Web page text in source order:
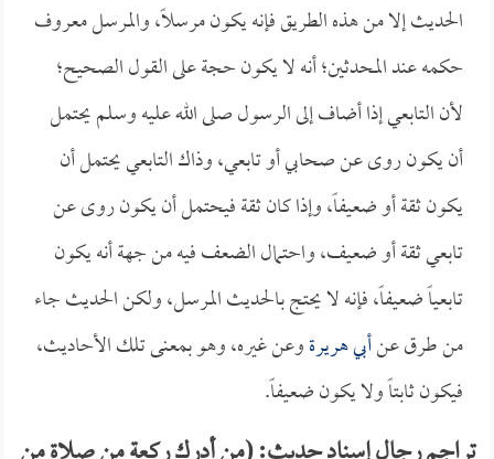
الحديث إلا من هذه الطريق فإنه يكون مرسلاً، والمرسل معروف
حكمه عند المحدثين؛ أنه لا يكون حجة على القول الصحيح؛
لأن التابعي إذا أضاف إلى الرسول صلى الله عليه وسلم يحتمل
أن يكون روى عن صحابي أو تابعي، وذاك التابعي يحتمل أن
يكون ثقة أو ضعيفاً، وإذا كان ثقة فيحتمل أن يكون روى عن
تابعي ثقة أو ضعيف، واحتمال الضعف فيه من جهة أنه يكون
تابعياً ضعيفاً، فإنه لا يحتج بالحديث المرسل، ولكن الحديث جاء
من طرق عنأبي هريرةوعن غيره، وهو بمعنى تلك الأحاديث،
فيكون ثابتاً ولا يكون ضعيفاً.